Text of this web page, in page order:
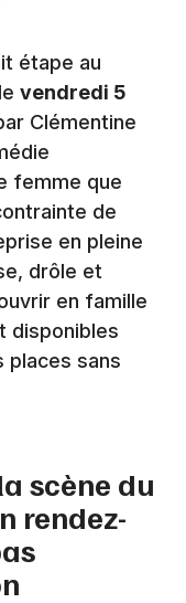
étape au
vendredi 5
Clémentine
femme que
de
en pleine
drôle et
en famille
disponibles
places sans
scène du
rendez-